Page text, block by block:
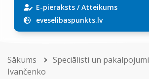
E-pieraksts/Atteikums
eveselibaspunkts.lv
Sākums Speciālisti un pakalpojumi
Ivančenko